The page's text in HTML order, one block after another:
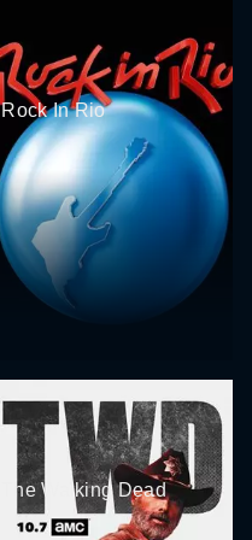
Rock In Rio
The Walking Dead